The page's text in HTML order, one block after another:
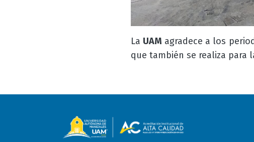
La UAM agradece a los
que también se realiza para